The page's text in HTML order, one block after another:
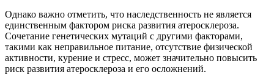
Однако важно отметить, что наследственность не является
единственным фактором риска развития атеросклероза.
Сочетание генетических мутаций с другими факторами,
такими как неправильное питание, отсутствие физической
активности, курение и стресс, может значительно повысить
риск развития атеросклероза и его осложнений.